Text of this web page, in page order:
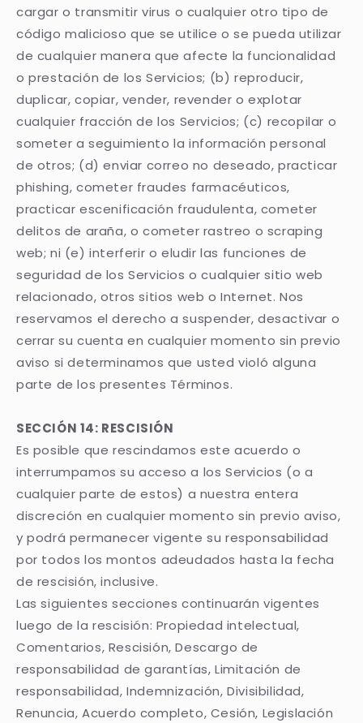
cargar o transmitir virus o cualquier otro tipo de
código malicioso que se utilice o se pueda utilizar
de cualquier manera que afecte la funcionalidad
o prestación de los Servicios; (b) reproducir,
duplicar, copiar, vender, revender o explotar
cualquier fracción de los Servicios; (c) recopilar o
someter a seguimiento la información personal
de otros; (d) enviar correo no deseado, practicar
phishing, cometer fraudes farmacéuticos,
practicar escenificación fraudulenta, cometer
delitos de araña, o cometer rastreo o scraping
web; ni (e) interferir o eludir las funciones de
seguridad de los Servicios o cualquier sitio web
relacionado, otros sitios web o Internet. Nos
reservamos el derecho a suspender, desactivar o
cerrar su cuenta en cualquier momento sin previo
aviso si determinamos que usted violó alguna
parte de los presentes Términos.
SECCIÓN 14: RESCISIÓN
Es posible que rescindamos este acuerdo o
interrumpamos su acceso a los Servicios (o a
cualquier parte de estos) a nuestra entera
discreción en cualquier momento sin previo aviso,
y podrá permanecer vigente su responsabilidad
por todos los montos adeudados hasta la fecha
de rescisión, inclusive.
Las siguientes secciones continuarán vigentes
luego de la rescisión: Propiedad intelectual,
Comentarios, Rescisión, Descargo de
responsabilidad de garantías, Limitación de
responsabilidad, Indemnización, Divisibilidad,
Renuncia, Acuerdo completo, Cesión, Legislación